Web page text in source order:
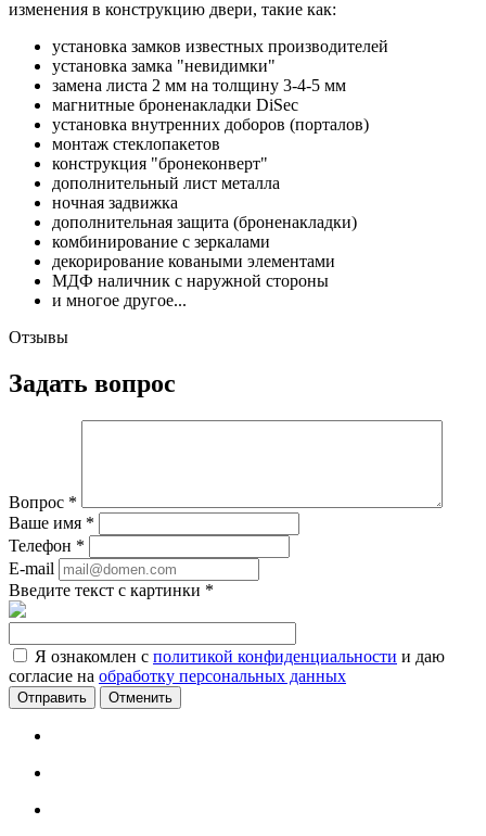
изменения в конструкцию двери, такие как:
установка замков известных производителей
установка замка "невидимки"
замена листа 2 мм на толщину 3-4-5 мм
магнитные броненакладки DiSec
установка внутренних доборов (порталов)
монтаж стеклопакетов
конструкция "бронеконверт"
дополнительный лист металла
ночная задвижка
дополнительная защита (броненакладки)
комбинирование с зеркалами
декорирование коваными элементами
МДФ наличник с наружной стороны
и многое другое...
Отзывы
Задать вопрос
Вопрос *
Ваше имя *
Телефон *
E-mail
Введите текст с картинки *
Я ознакомлен с политикой конфиденциальности и даю
согласие на обработку персональных данных
Отменить